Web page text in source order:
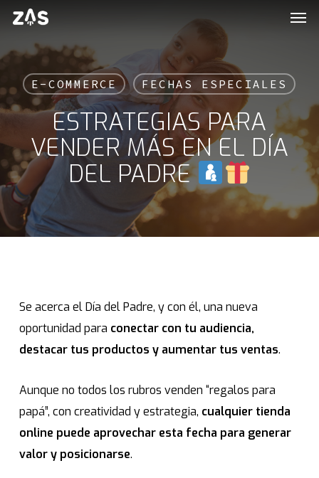
Salir
E-COMMERCE FECHAS ESPECIALES
ESTRATEGIAS PARA
VENDER MÁS EN EL DÍA
DEL PADRE
Se acerca el Día del Padre, y con él, una nueva
oportunidad para conectar con tu audiencia,
destacar tus productos y aumentar tus ventas.
Aunque no todos los rubros venden “regalos para
papá”, con creatividad y estrategia, cualquier tienda
online puede aprovechar esta fecha para generar
valor y posicionarse.